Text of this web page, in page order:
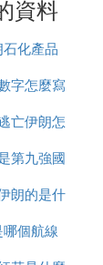
審議和通
條約、協
監督政府
內伊
不一樣
資料
化產品
字怎麼寫
亡伊朗怎
第九強國
朗的是什
個航線